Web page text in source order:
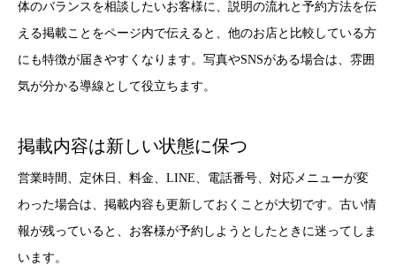
体のバランスを相談したいお客様に、説明の流れと予約方法を伝
える掲載ことをページ内で伝えると、他のお店と比較している方
にも特徴が届きやすくなります。写真やSNSがある場合は、雰囲
気が分かる導線として役立ちます。
掲載内容は新しい状態に保つ
営業時間、定休日、料金、LINE、電話番号、対応メニューが変
わった場合は、掲載内容も更新しておくことが大切です。古い情
報が残っていると、お客様が予約しようとしたときに迷ってしま
います。